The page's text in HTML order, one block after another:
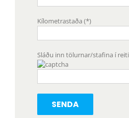
Opið mán – fim: 7:45 – 17:00
Kílometrastaða (*)
Sláðu inn tölurnar/stafina í